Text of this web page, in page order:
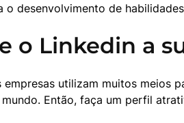
o desenvolvimento de
o Linkedin a
empresas utilizam muitos meios
Então, faça um perfil